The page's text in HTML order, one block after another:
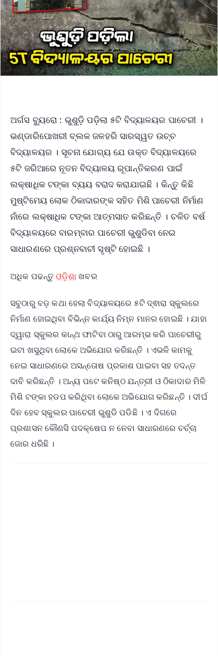
ଅର୍ଗସ ବ୍ୟୁରୋ : ଭୁଶୁଡ଼ି ପଡ଼ିଲା ୫ଟି ବିଦ୍ୟାଳୟର ପାଚେରୀ ।
ଭଣ୍ଡାରିପୋଖରୀ ବ୍ଲକ ଜଳହରି ସାରସ୍ୱତ ଉଚ୍ଚ
ବିଦ୍ୟାଳୟର । ସୂଚନା ଯୋଗ୍ୟ ଯେ ଉକ୍ତ ବିଦ୍ୟାଳୟରେ
୫ଟି ଜରିଆରେ ନୂତନ ବିଦ୍ୟାଳୟ ରୂପାନ୍ତିକରଣ ପାଇଁ
ଲକ୍ଷାଧିକ ଟଙ୍କା ବ୍ୟୟ ବରାଦ କରାଯାଇଛି । କିନ୍ତୁ କିଛି
ମୁଷ୍ଟିମେୟ ଲୋକ ଠିକାଦାରଙ୍କ ସହିତ ମିଶି ପାଚେରୀ ନିର୍ମାଣ
ନାଁରେ ଲକ୍ଷାଧିକ ଟଙ୍କା ଆତ୍ମସାତ କରିଛନ୍ତି । ଚଳିତ ବର୍ଷ
ବିଦ୍ୟାଳୟରେ ବାରମ୍ବାର ପାଚେରୀ ଭୁଶୁଡିବା ନେଇ
ସାଧାରଣରେ ପ୍ରଶ୍ନବାଚୀ ସୃଷ୍ଟି ହୋଇଛି ।
ଅଧିକ ପଢନ୍ତୁ ଓଡ଼ିଶା ଖବର
ସବୁଠାରୁ ବଡ଼ କଥା ହେଲା ବିଦ୍ୟାଳୟରେ ୫ଟି ଦ୍ଵାରା ସ୍କୁଲରେ
ନିର୍ମାଣ ହୋଇଥିବା ବିଭିନ୍ନ କାର୍ଯ୍ୟ ନିମ୍ନ ମାନର ହୋଇଛି । ଯାହା
ଦ୍ୱାରା ସ୍କୁଲର କାନ୍ଥ ଫାଟିବା ଠାରୁ ଆରମ୍ଭ କରି ପାଚେରୀରୁ
ଇଟା ଖସୁଥିବା ଲୋକେ ଅଭିଯୋଗ କରିଛନ୍ତି । ଏଭଳି କାମକୁ
ନେଇ ସାଧାରଣରେ ଅସନ୍ତୋଷ ପ୍ରକାଶ ପାଇବା ସହ ତଦନ୍ତ
ଦାବି କରିଛନ୍ତି । ଅନ୍ୟ ପଟେ କନିଷ୍ଠ ଯନ୍ତ୍ରୀ ଓ ଠିକାଦାର ମିଳି
ମିଶି ଟଙ୍କା ହଡପ କରିଥିବା ଲୋକେ ଅଭିଯୋଗ କରିଛନ୍ତି । ଦୀର୍ଘ
ଦିନ ହେବ ସ୍କୁଲର ପାଚେରୀ ଭୁଶୁଡି ପଡିଛି । ଏ ଦିଗରେ
ପ୍ରଶାସନ କୌଣସି ପଦକ୍ଷେପ ନ ନେବା ସାଧାରଣରେ ଚର୍ଚ୍ଚା
ଜୋର ଧରିଛି ।